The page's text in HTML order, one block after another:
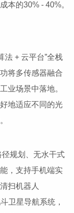
本的30% - 40%。
+ 云平台”全栈
将多传感器融合
业场景中落地。
地适应不同的光
规划、无水干式
，支持手机端实
扫机器人
卫星导航系统，